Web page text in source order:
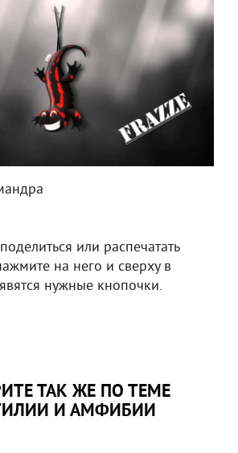
или распечатать
на него и сверху в
нужные кнопочки.
ТАК ЖЕ ПО ТЕМЕ
И АМФИБИИ